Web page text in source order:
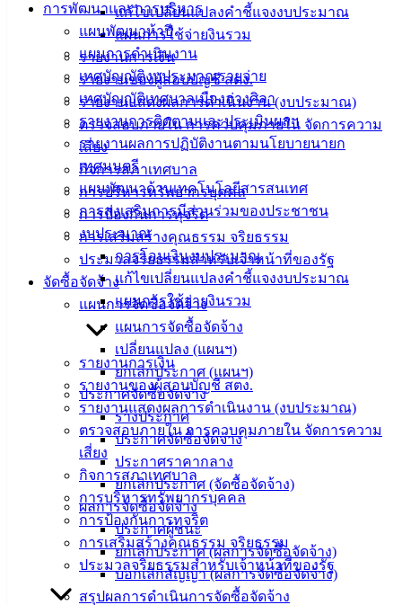
แก้ไขเปลี่ยนแปลงคำชี้แจงงบประมาณ
แผนการใช้จ่ายงินรวม
รายงานการเงิน
รายงานของผู้สอบบัญชี สตง.
รายงานแสดงผลการดำเนินงาน (งบประมาณ)
ตรวจสอบภายใน การควบคุมภายใน จัดการความ
เสี่ยง
กิจการสภาเทศบาล
การบริหารทรัพยากรบุคคล
การป้องกันการทุจริต
การเสริมสร้างคุณธรรม จริยธรรม
ประมวลจริยธรรมสำหรับเจ้าหน้าที่ของรัฐ
จัดซื้อจัดจ้าง
แผนการจัดซื้อจัดจ้าง
แผนการจัดซื้อจัดจ้าง
เปลี่ยนแปลง (แผนฯ)
ยกเลิกประกาศ (แผนฯ)
ประกาศจัดซื้อจัดจ้าง
ร่างประกาศ
ประกาศจัดซื้อจัดจ้าง
ประกาศราคากลาง
ยกเลิกประกาศ (จัดซื้อจัดจ้าง)
ผลการจัดซื้อจัดจ้าง
ประกาศผู้ชนะ
ยกเลิกประกาศ (ผลการจัดซื้อจัดจ้าง)
บอกเลิกสัญญา (ผลการจัดซื้อจัดจ้าง)
สรุปผลการดำเนินการจัดซื้อจัดจ้าง
การพัฒนาและการบริหาร
แผนพัฒนาห้าปี
แผนการดำเนินงาน
เทศบัญญัติงบประมาณรายจ่าย
เทศบัญญัติเทศบาลเมืองอ่างศิลา
รายงานการติดตามและประเมินผลฯ
รายงานผลการปฏิบัติงานตามนโยบายนายก
เทศมนตรี
แผนพัฒนาด้านเทคโนโลยีสารสนเทศ
การส่งเสริมการมีส่วนร่วมของประชาชน
งบประมาณ
การโอนเงินงบประมาณ
แก้ไขเปลี่ยนแปลงคำชี้แจงงบประมาณ
แผนการใช้จ่ายงินรวม
รายงานการเงิน
รายงานของผู้สอบบัญชี สตง.
รายงานแสดงผลการดำเนินงาน (งบประมาณ)
ตรวจสอบภายใน การควบคุมภายใน จัดการความ
เสี่ยง
กิจการสภาเทศบาล
การบริหารทรัพยากรบุคคล
การป้องกันการทุจริต
การเสริมสร้างคุณธรรม จริยธรรม
ประมวลจริยธรรมสำหรับเจ้าหน้าที่ของรัฐ
ข่าวสาร
อิเล็กทรอนิกส์
องค์
ความรู้
(Knowledge
Management)
เทศบาล
สายตรง
นายก
ประวัติ
เทศบาล
ผู้บริหาร
และ
หัวหน้า
ส่วน
ราชการ
เทศบาล
สงวนลิขสิทธิ์ © 2563 เทศบาลเมืองอ่างศิลา จังหวัดชลบุรี |
angsilacity.go.th | Powered byBuuscript